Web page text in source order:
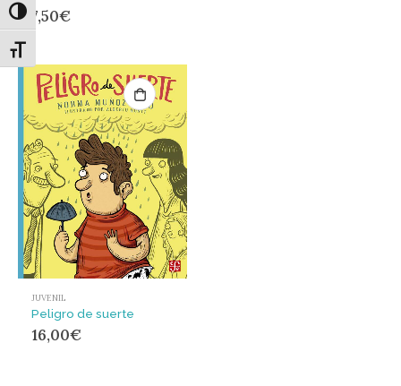
Alternar alto contraste
Alternar tamaño de letra
7,50€
JUVENIL
Peligro de suerte
16,00€